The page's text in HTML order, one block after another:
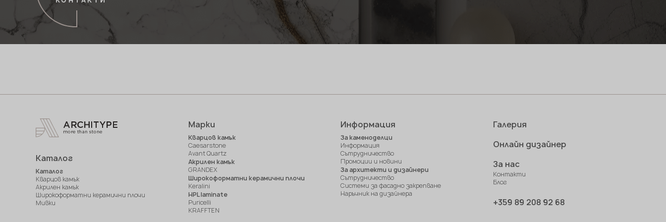
Каталог
Каталог
Кварцов камък
Акрилен камък
Широкоформатни керамични плочи
Мивки
Марки
Кварцов камък
Caesarstone
Avant Quartz
Акрилен камък
GRANDEX
Широкоформатни керамични плочи
Keralini
HPL laminate
Puricelli
KRAFFTEN
Информация
За каменоделци
Информация
Сътрудничество
Промоции и новини
За архитекти и дизайнери
Сътрудничество
Системи за фасадно закрепване
Наръчник на дизайнера
Галерия
Онлайн дизайнер
За нас
Контакти
Блог
+359 89 208 92 68